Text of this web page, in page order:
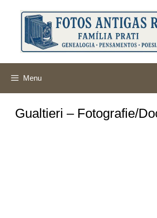
conteúdo
Menu
Gualtieri – Fotografie/